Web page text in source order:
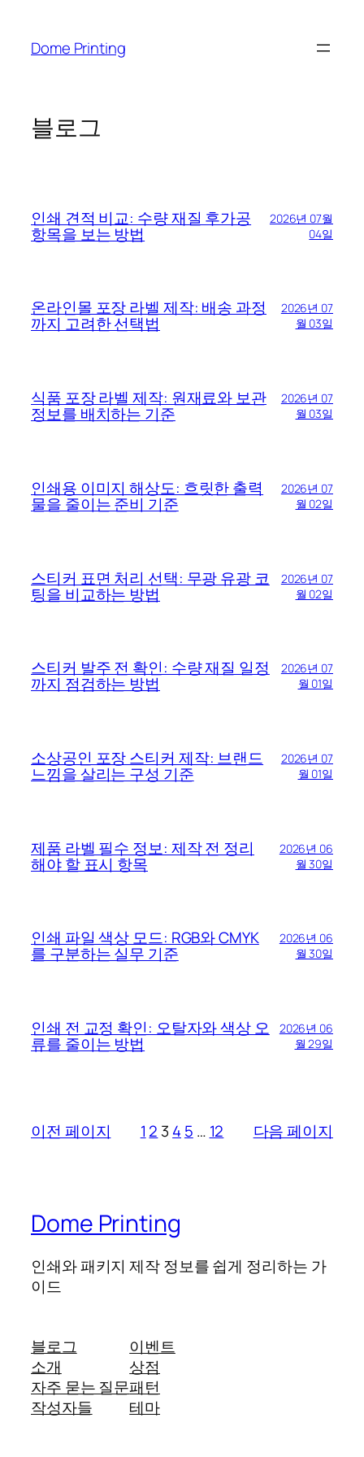
Dome Printing
블로그
인쇄 견적 비교: 수량 재질 후가공
항목을 보는 방법
2026년 07월
04일
온라인몰 포장 라벨 제작: 배송 과정
까지 고려한 선택법
2026년 07
월 03일
식품 포장 라벨 제작: 원재료와 보관
정보를 배치하는 기준
2026년 07
월 03일
인쇄용 이미지 해상도: 흐릿한 출력
물을 줄이는 준비 기준
2026년 07
월 02일
스티커 표면 처리 선택: 무광 유광 코
팅을 비교하는 방법
2026년 07
월 02일
스티커 발주 전 확인: 수량 재질 일정
까지 점검하는 방법
2026년 07
월 01일
소상공인 포장 스티커 제작: 브랜드
느낌을 살리는 구성 기준
2026년 07
월 01일
제품 라벨 필수 정보: 제작 전 정리
해야 할 표시 항목
2026년 06
월 30일
인쇄 파일 색상 모드: RGB와 CMYK
를 구분하는 실무 기준
2026년 06
월 30일
인쇄 전 교정 확인: 오탈자와 색상 오
류를 줄이는 방법
2026년 06
월 29일
이전 페이지 1 2 3 4 5 … 12 다음 페이지
Dome Printing
인쇄와 패키지 제작 정보를 쉽게 정리하는 가
이드
블로그
소개
자주 묻는 질문
작성자들
이벤트
상점
패턴
테마